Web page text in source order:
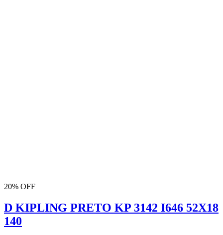
20% OFF
D KIPLING PRETO KP 3142 I646 52X18
140